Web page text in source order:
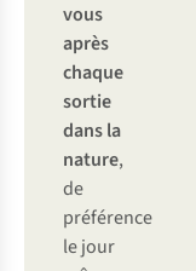
vous
après
chaque
sortie
dans la
nature,
de
préférence
le jour